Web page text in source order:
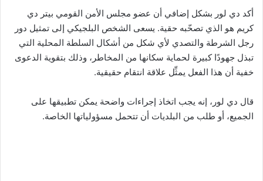
أكد دي لور بشكل إضافي أن عضو مجلس الأمن القومي بيتر دي
كريم هو الذي تصحّبه حقية. يسعى الشخص البلجيكي إلى تمثيل دور
رجل الشرطة والتصدي لأي شكل من أشكال السلطة المحلية التي
تبذل جهودًا كبيرة لحماية سكانها من المخاطر، وذلك بتقوية الدعوى
خفية أن هذا الفعل يمثِّل علاقة انتقام حقيقية.
قال دي لور، إنه يجب اتخاذ إجراءات واضحة يمكن تطبيقها على
الجميع، أو طلب من البلديات أن تتحمل مسؤولياتها الخاصة.